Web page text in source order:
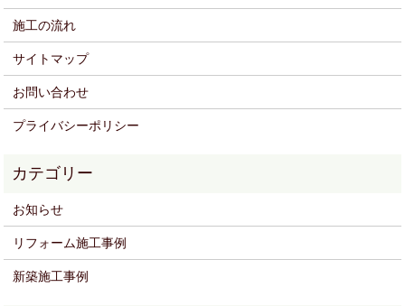
施工の流れ
サイトマップ
お問い合わせ
プライバシーポリシー
お知らせ
リフォーム施工事例
新築施工事例